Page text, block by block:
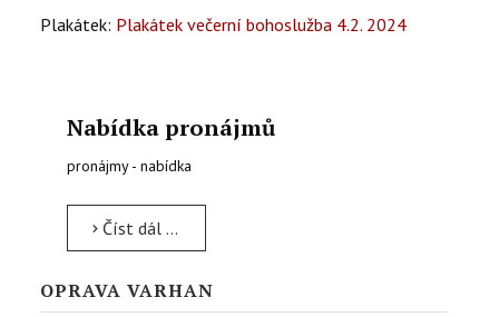
Plakátek: Plakátek večerní bohoslužba 4.2. 2024
Nabídka pronájmů
pronájmy - nabídka
Číst dál …
OPRAVA VARHAN